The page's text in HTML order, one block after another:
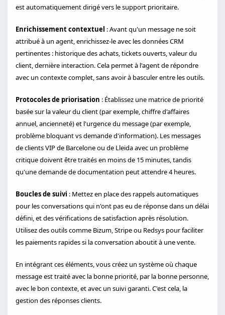
est automatiquement dirigé vers le support prioritaire.
Enrichissement contextuel : Avant qu'un message ne soit
attribué à un agent, enrichissez-le avec les données CRM
pertinentes : historique des achats, tickets ouverts, valeur du
client, dernière interaction. Cela permet à l'agent de répondre
avec un contexte complet, sans avoir à basculer entre les outils.
Protocoles de priorisation : Établissez une matrice de priorité
basée sur la valeur du client (par exemple, chiffre d'affaires
annuel, ancienneté) et l'urgence du message (par exemple,
problème bloquant vs demande d'information). Les messages
de clients VIP de Barcelone ou de Lleida avec un problème
critique doivent être traités en moins de 15 minutes, tandis
qu'une demande de documentation peut attendre 4 heures.
Boucles de suivi : Mettez en place des rappels automatiques
pour les conversations qui n'ont pas eu de réponse dans un délai
défini, et des vérifications de satisfaction après résolution.
Utilisez des outils comme Bizum, Stripe ou Redsys pour faciliter
les paiements rapides si la conversation aboutit à une vente.
En intégrant ces éléments, vous créez un système où chaque
message est traité avec la bonne priorité, par la bonne personne,
avec le bon contexte, et avec un suivi garanti. C'est cela, la
gestion des réponses clients.